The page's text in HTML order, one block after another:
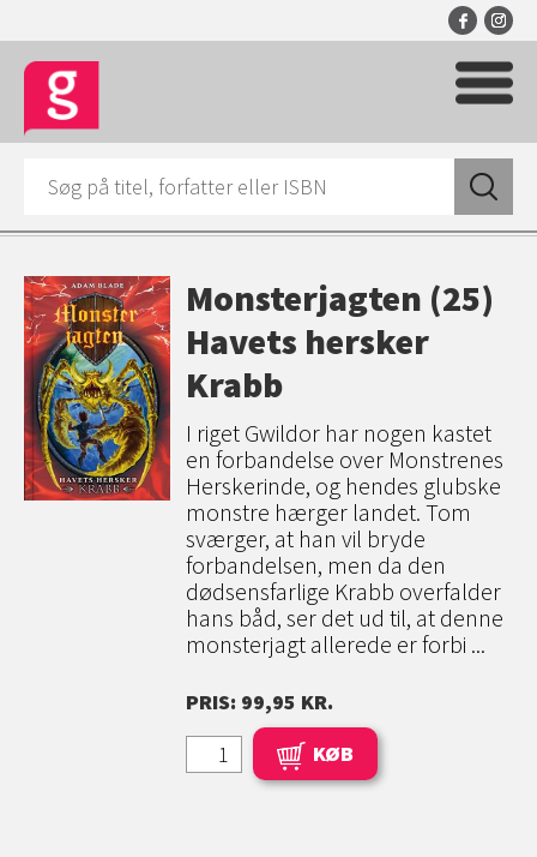
Monsterjagten (25)
Havets hersker
Krabb
I riget Gwildor har nogen kastet
en forbandelse over Monstrenes
Herskerinde, og hendes glubske
monstre hærger landet. Tom
sværger, at han vil bryde
forbandelsen, men da den
dødsensfarlige Krabb overfalder
hans båd, ser det ud til, at denne
monsterjagt allerede er forbi ...
PRIS: 99,95 KR.
KØB